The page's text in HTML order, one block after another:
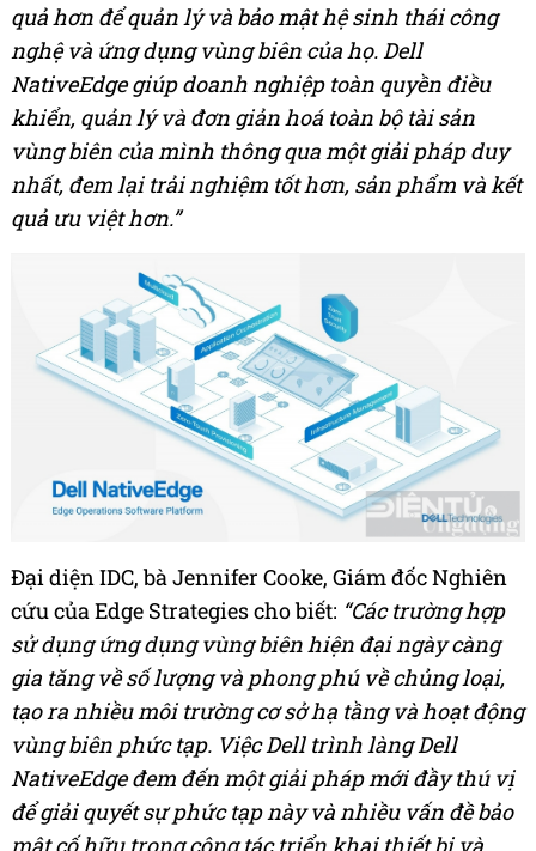
quả hơn để quản lý và bảo mật hệ sinh thái công
nghệ và ứng dụng vùng biên của họ. Dell
NativeEdge giúp doanh nghiệp toàn quyền điều
khiển, quản lý và đơn giản hoá toàn bộ tài sản
vùng biên của mình thông qua một giải pháp duy
nhất, đem lại trải nghiệm tốt hơn, sản phẩm và kết
quả ưu việt hơn.”
Đại diện IDC, bà Jennifer Cooke, Giám đốc Nghiên
cứu của Edge Strategies cho biết: “Các trường hợp
sử dụng ứng dụng vùng biên hiện đại ngày càng
gia tăng về số lượng và phong phú về chủng loại,
tạo ra nhiều môi trường cơ sở hạ tầng và hoạt động
vùng biên phức tạp. Việc Dell trình làng Dell
NativeEdge đem đến một giải pháp mới đầy thú vị
để giải quyết sự phức tạp này và nhiều vấn đề bảo